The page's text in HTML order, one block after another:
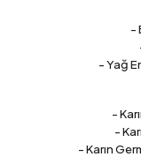
-
- Yağ
-
-
- Karın